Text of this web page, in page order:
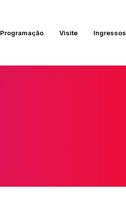
Programação Visite Ingressos